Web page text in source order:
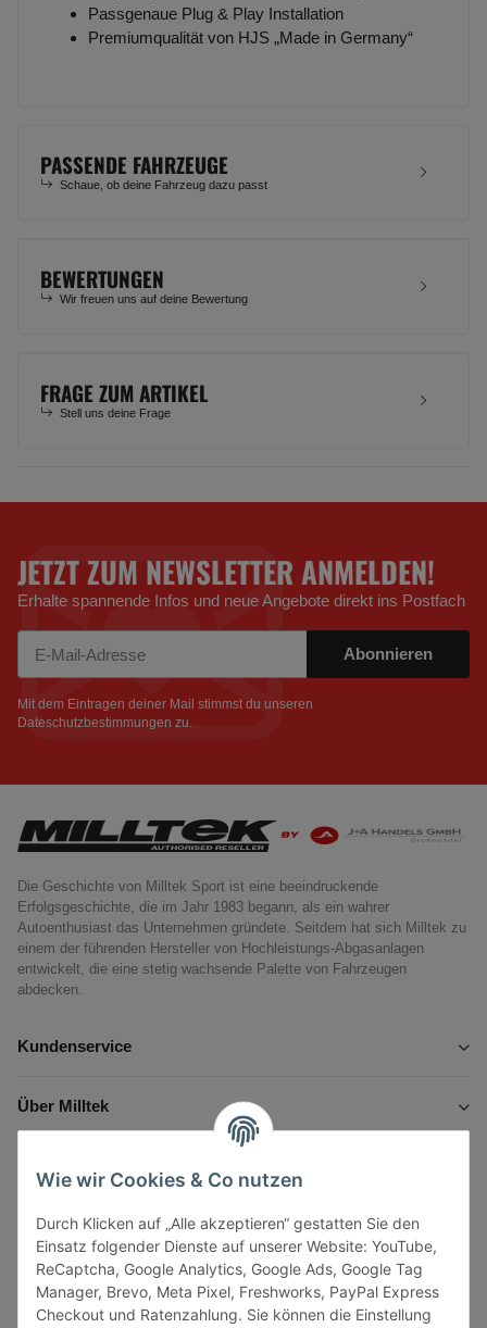
Wie wir Cookies & Co nutzen
Durch Klicken auf „Alle akzeptieren“ gestatten Sie den
Einsatz folgender Dienste auf unserer Website: YouTube,
ReCaptcha, Google Analytics, Google Ads, Google Tag
Manager, Brevo, Meta Pixel, Freshworks, PayPal Express
Checkout und Ratenzahlung. Sie können die Einstellung
Passgenaue Plug & Play Installation
Premiumqualität von HJS „Made in Germany“
PASSENDE FAHRZEUGE
Schaue, ob deine Fahrzeug dazu passt
BEWERTUNGEN
Wir freuen uns auf deine Bewertung
FRAGE ZUM ARTIKEL
Stell uns deine Frage
JETZT ZUM NEWSLETTER ANMELDEN!
Erhalte spannende Infos und neue Angebote direkt ins Postfach
Abonnieren
Mit dem Eintragen deiner Mail stimmst du unseren
Dateschutzbestimmungen zu.
Die Geschichte von Milltek Sport ist eine beeindruckende
Erfolgsgeschichte, die im Jahr 1983 begann, als ein wahrer
Autoenthusiast das Unternehmen gründete. Seitdem hat sich Milltek zu
einem der führenden Hersteller von Hochleistungs-Abgasanlagen
entwickelt, die eine stetig wachsende Palette von Fahrzeugen
abdecken.
Kundenservice
Über Milltek
Gesetzliche Informationen